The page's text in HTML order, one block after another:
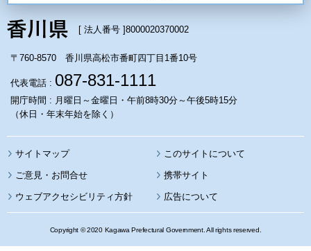
[ 法人番号 ]8000020370002
〒760-8570 香川県高松市番町四丁目1番10号
代表電話 : 087-831-1111
開庁時間 : 月曜日～金曜日・午前8時30分～午後5時15分
（休日・年末年始を除く）
サイトマップ このサイトについて
携帯サイト
ウェブアクセシビリティ方針 広告について
Copyright © 2020 Kagawa Prefectural Government. All rights reserved.